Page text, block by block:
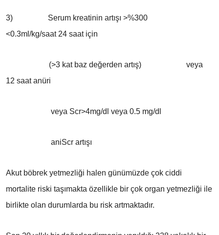
3) Serum kreatinin artışı >%300
<0.3ml/kg/saat 24 saat için
(>3 kat baz değerden artış) veya
12 saat anüri
veya Scr>4mg/dl veya 0.5 mg/dl
aniScr artışı
Akut böbrek yetmezliği halen günümüzde çok ciddi
mortalite riski taşımakta özellikle bir çok organ yetmezliği ile
birlikte olan durumlarda bu risk artmaktadır.